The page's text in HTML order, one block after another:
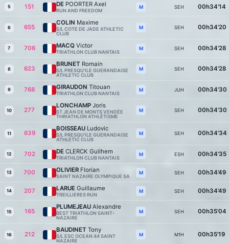
5 151 DE POORTER Axel
RUN AND FREEDOM
M SEH 00h34'14
6 655
COLIN Maxime
S/L COTE DE JADE ATHLETIC
CLUB
M SEH 00h34'20
7 706 MACQ Victor
TRIATHLON CLUB NANTAIS
M SEH 00h34'28
8 623
BRUNET Romain
S/L PRESQU'ILE GUERANDAISE
ATHLETIC CLUB
M SEH 00h34'28
9 768 GIRAUDON Titouan
TRIATHLON CLUB NANTAIS
M JUH 00h34'30
10 277
LONCHAMP Joris
ST JEAN DE MONTS VENDÉE
THRIATHLON ATHLÉTISME
M SEH 00h34'30
11 639
BOISSEAU Ludovic
S/L PRESQU'ILE GUERANDAISE
ATHLETIC CLUB
M SEH 00h34'34
12 702 DE CLERCK Guilhem
TRIATHLON CLUB NANTAIS
M ESH 00h34'35
13 700 OLIVIER Florian
SAINT NAZAIRE OLYMPIQUE SA
M SEH 00h34'49
14 207 LARUE Guillaume
TREILLIERES RUN
M SEH 00h34'49
15 165
PLUMEJEAU Alexandre
BEST TRIATHLON SAINT-
NAZAIRE
M SEH 00h35'04
16 212
BAUDINET Tony
S/L ESC OCEAN 44 SAINT
NAZAIRE
M M1H 00h35'19